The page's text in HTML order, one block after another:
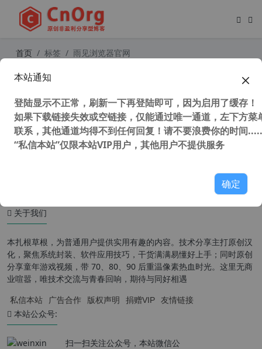
首页 标签 雨见浏览器官网
关于我们
本扎根草根，为普通用户提供实用有趣的内容。技术分享主打原创汉
化，聚焦系统封装、软件应用技巧，干货满满易懂好上手；同时原创
分享童年游戏视频，带 70、80、90 后重温像素热血时光。这里无商
业喧嚣，唯技术交流与青春回响，期待与同好相遇
私信本站 广告合作 版权声明 捐赠VIP 友情链接
本站公众号:
扫一扫关注公众号，本站微信公
本站通知
登陆显示不正常，刷新一下再登陆即可，因为启用了缓存！
如果下载链接失效或空链接，仅能通过唯一通道，左下方菜
联系，其他通道均得不到任何回复！请不要浪费你的时间
“私信本站”仅限本站VIP用户，其他用户不提供服务
确定